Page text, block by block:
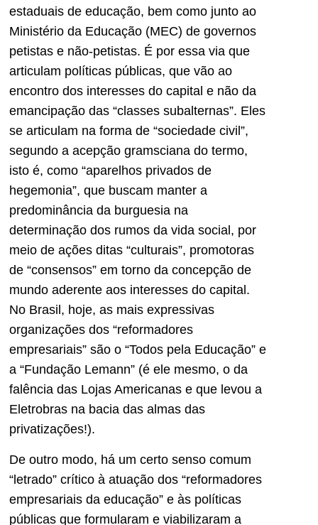
estaduais de educação, bem como junto ao
Ministério da Educação (MEC) de governos
petistas e não-petistas. É por essa via que
articulam políticas públicas, que vão ao
encontro dos interesses do capital e não da
emancipação das “classes subalternas”. Eles
se articulam na forma de “sociedade civil”,
segundo a acepção gramsciana do termo,
isto é, como “aparelhos privados de
hegemonia”, que buscam manter a
predominância da burguesia na
determinação dos rumos da vida social, por
meio de ações ditas “culturais”, promotoras
de “consensos” em torno da concepção de
mundo aderente aos interesses do capital.
No Brasil, hoje, as mais expressivas
organizações dos “reformadores
empresariais” são o “Todos pela Educação” e
a “Fundação Lemann” (é ele mesmo, o da
falência das Lojas Americanas e que levou a
Eletrobras na bacia das almas das
privatizações!).
De outro modo, há um certo senso comum
“letrado” crítico à atuação dos “reformadores
empresariais da educação” e às políticas
públicas que formularam e viabilizaram a